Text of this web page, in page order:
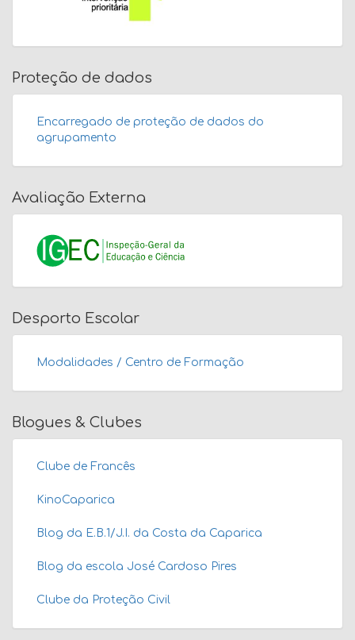
Proteção de dados
Encarregado de proteção de dados do
agrupamento
Avaliação Externa
Desporto Escolar
Modalidades / Centro de Formação
Blogues & Clubes
Clube de Francês
KinoCaparica
Blog da E.B.1/J.I. da Costa da Caparica
Blog da escola José Cardoso Pires
Clube da Proteção Civil